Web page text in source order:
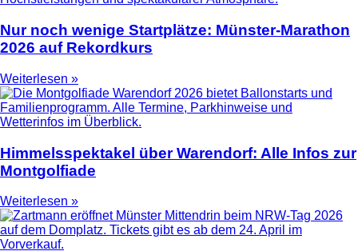
Nur noch wenige Startplätze: Münster-Marathon
2026 auf Rekordkurs
Weiterlesen »
Himmelsspektakel über Warendorf: Alle Infos zur
Montgolfiade
Weiterlesen »